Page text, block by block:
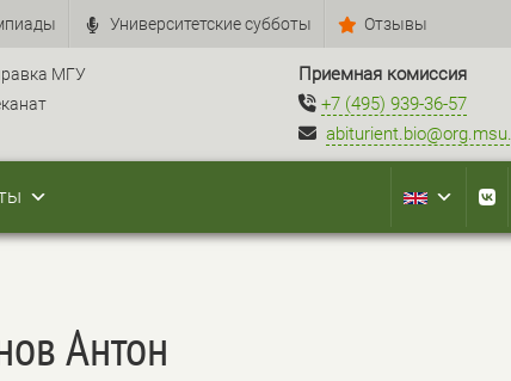
Университетские субботы Отзывы
МГУ
Приемная комиссия
+7 (495) 939-36-57
Антон